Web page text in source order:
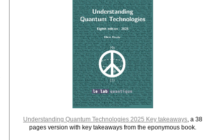
Understanding Quantum Technologies 2025 Key takeaways, a 38
pages version with key takeaways from the eponymous book.